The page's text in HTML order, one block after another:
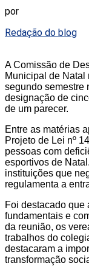
por
Redação do blog
A Comissão de
Municipal de Natal
segundo semestre
designação de
de um parecer.
Entre as matérias
Projeto de Lei nº
pessoas com
esportivos de
instituições que
regulamenta a
Foi destacado que
fundamentais e
da reunião, os
trabalhos do
destacaram a
transformação